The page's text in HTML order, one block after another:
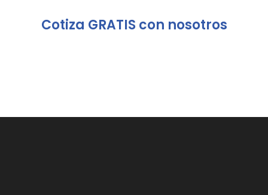
Cotiza GRATIS con nosotros